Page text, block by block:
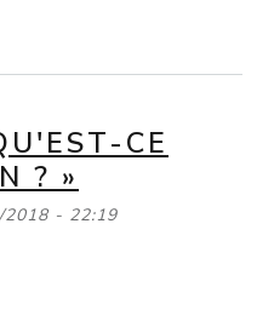
CE
? »
2018 - 22:19